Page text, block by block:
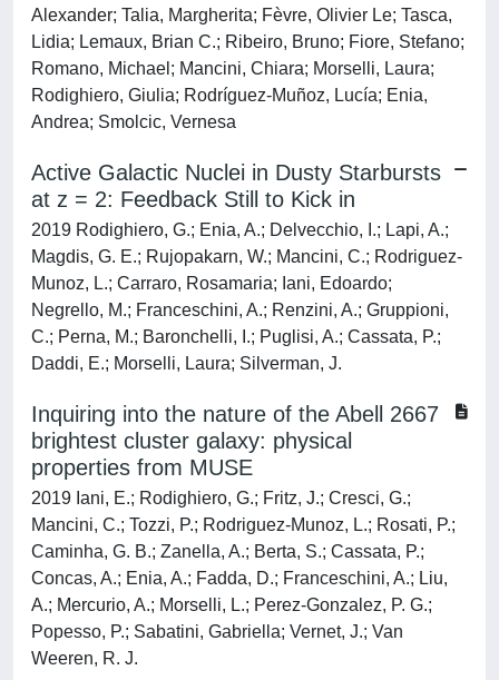
Alexander; Talia, Margherita; Fèvre, Olivier Le; Tasca,
Lidia; Lemaux, Brian C.; Ribeiro, Bruno; Fiore, Stefano;
Romano, Michael; Mancini, Chiara; Morselli, Laura;
Rodighiero, Giulia; Rodríguez-Muñoz, Lucía; Enia,
Andrea; Smolcic, Vernesa
Active Galactic Nuclei in Dusty Starbursts
at z = 2: Feedback Still to Kick in
2019 Rodighiero, G.; Enia, A.; Delvecchio, I.; Lapi, A.;
Magdis, G. E.; Rujopakarn, W.; Mancini, C.; Rodriguez-
Munoz, L.; Carraro, Rosamaria; Iani, Edoardo;
Negrello, M.; Franceschini, A.; Renzini, A.; Gruppioni,
C.; Perna, M.; Baronchelli, I.; Puglisi, A.; Cassata, P.;
Daddi, E.; Morselli, Laura; Silverman, J.
Inquiring into the nature of the Abell 2667
brightest cluster galaxy: physical
properties from MUSE
2019 Iani, E.; Rodighiero, G.; Fritz, J.; Cresci, G.;
Mancini, C.; Tozzi, P.; Rodriguez-Munoz, L.; Rosati, P.;
Caminha, G. B.; Zanella, A.; Berta, S.; Cassata, P.;
Concas, A.; Enia, A.; Fadda, D.; Franceschini, A.; Liu,
A.; Mercurio, A.; Morselli, L.; Perez-Gonzalez, P. G.;
Popesso, P.; Sabatini, Gabriella; Vernet, J.; Van
Weeren, R. J.